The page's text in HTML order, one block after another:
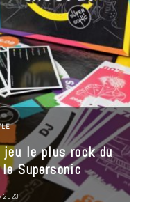
le plus rock du
Supersonic
2023